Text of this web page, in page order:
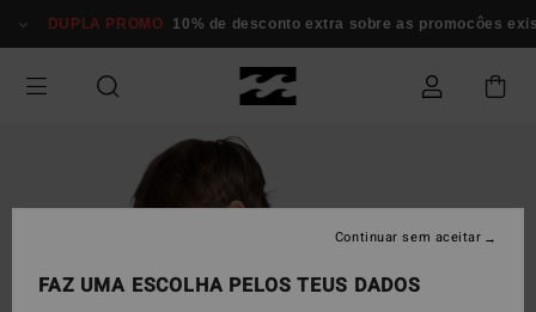
para
informação
DUPLA PROMO 10% de desconto extra sobre as promocôes
FAZ UMA ESCOLHA PELOS TEUS DADOS
Continuar sem aceitar